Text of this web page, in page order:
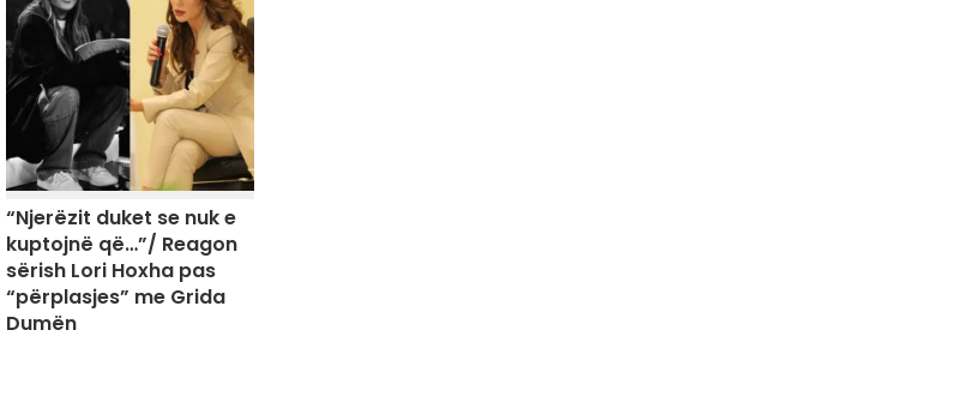
“Njerëzit duket se nuk e
kuptojnë që…”/ Reagon
sërish Lori Hoxha pas
“përplasjes” me Grida
Dumën